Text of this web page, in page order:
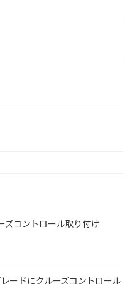
ズコントロール取り付け
ードにクルーズコントロール